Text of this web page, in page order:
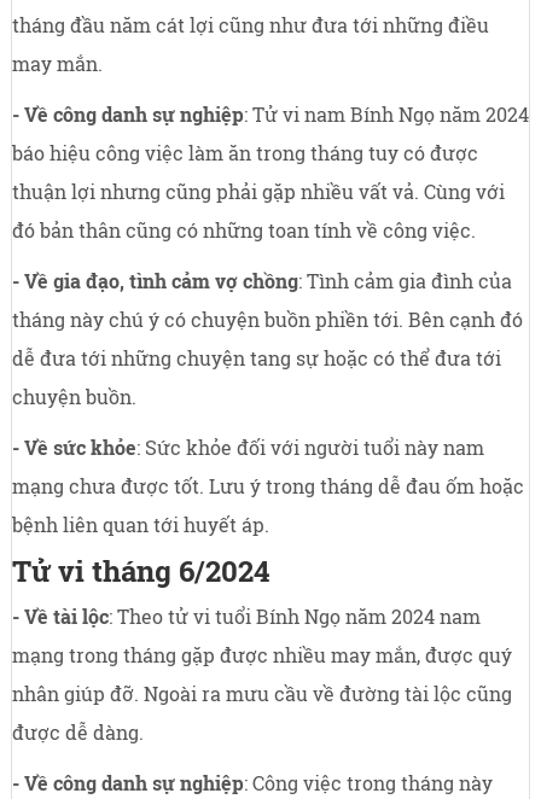
tháng đầu năm cát lợi cũng như đưa tới những điều
may mắn.
- Về công danh sự nghiệp: Tử vi nam Bính Ngọ năm 2024
báo hiệu công việc làm ăn trong tháng tuy có được
thuận lợi nhưng cũng phải gặp nhiều vất vả. Cùng với
đó bản thân cũng có những toan tính về công việc.
- Về gia đạo, tình cảm vợ chồng: Tình cảm gia đình của
tháng này chú ý có chuyện buồn phiền tới. Bên cạnh đó
dễ đưa tới những chuyện tang sự hoặc có thể đưa tới
chuyện buồn.
- Về sức khỏe: Sức khỏe đối với người tuổi này nam
mạng chưa được tốt. Lưu ý trong tháng dễ đau ốm hoặc
bệnh liên quan tới huyết áp.
Tử vi tháng 6/2024
- Về tài lộc: Theo tử vi tuổi Bính Ngọ năm 2024 nam
mạng trong tháng gặp được nhiều may mắn, được quý
nhân giúp đỡ. Ngoài ra mưu cầu về đường tài lộc cũng
được dễ dàng.
- Về công danh sự nghiệp: Công việc trong tháng này